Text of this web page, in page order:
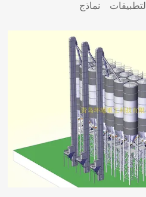
التطبيقات نماذج